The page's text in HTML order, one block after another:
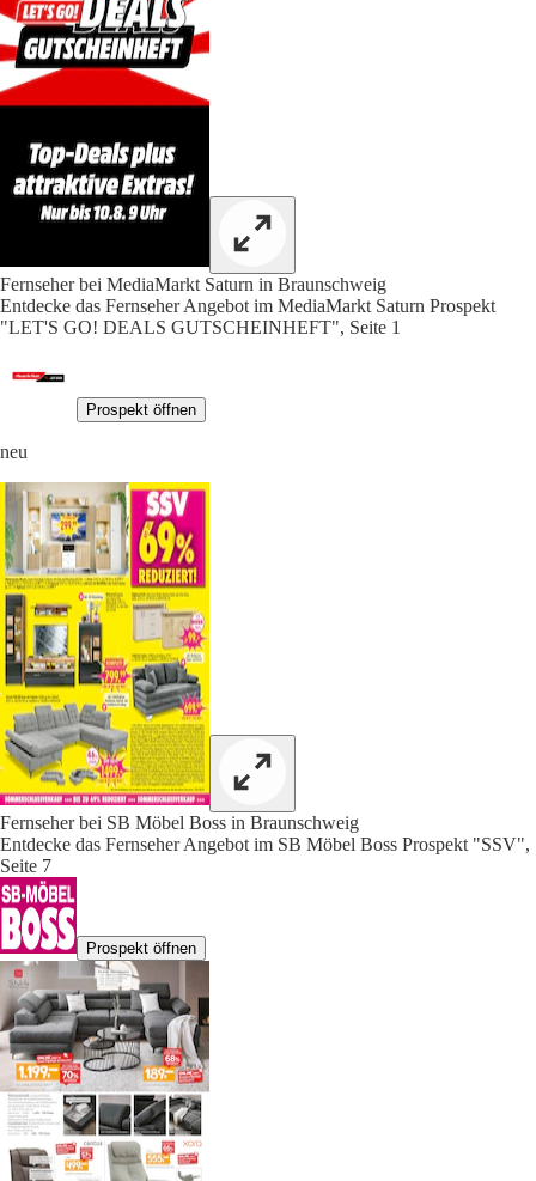
Fernseher bei MediaMarkt Saturn in Braunschweig
Entdecke das Fernseher Angebot im MediaMarkt Saturn Prospekt
"LET'S GO! DEALS GUTSCHEINHEFT", Seite 1
Prospekt öffnen
neu
Fernseher bei SB Möbel Boss in Braunschweig
Entdecke das Fernseher Angebot im SB Möbel Boss Prospekt "SSV",
Seite 7
Prospekt öffnen